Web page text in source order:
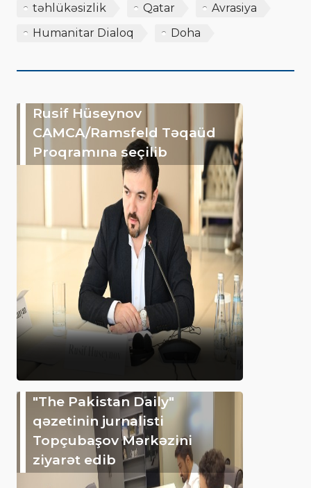
təhlükəsizlik
Qatar
Avrasiya
Humanitar Dialoq
Doha
Rusif Hüseynov
CAMCA/Ramsfeld Təqaüd
Proqramına seçilib
"The Pakistan Daily"
qəzetinin jurnalisti
Topçubaşov Mərkəzini
ziyarət edib